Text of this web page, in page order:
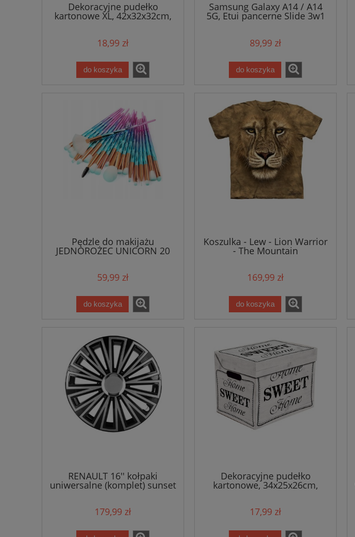
Dekoracyjne pudełko
kartonowe XL, 42x32x32cm,
18,99 zł
do koszyka
Samsung Galaxy A14 / A14
5G, Etui pancerne Slide 3w1
89,99 zł
do koszyka
Pędzle do makijażu
JEDNOROŻEC UNICORN 20
59,99 zł
do koszyka
Koszulka - Lew - Lion Warrior
- The Mountain
169,99 zł
do koszyka
RENAULT 16'' kołpaki
uniwersalne (komplet) sunset
179,99 zł
Dekoracyjne pudełko
kartonowe, 34x25x26cm,
17,99 zł